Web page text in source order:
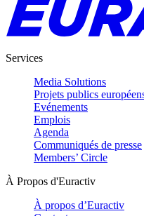
Services
Media Solutions
Projets publics
Evénements
Emplois
Agenda
Communiqués de presse
Members’ Circle
À Propos d'Euractiv
À propos d’Euractiv